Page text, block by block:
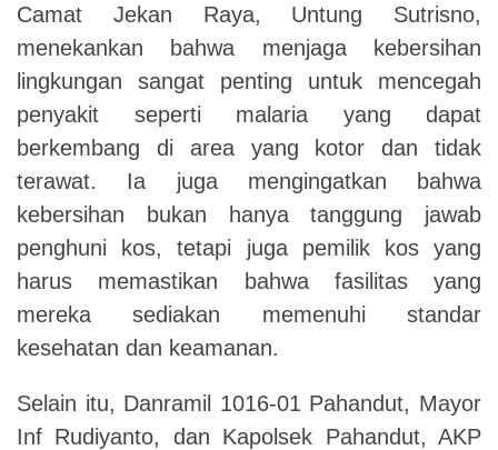
Camat Jekan Raya, Untung Sutrisno,
menekankan bahwa menjaga kebersihan
lingkungan sangat penting untuk mencegah
penyakit seperti malaria yang dapat
berkembang di area yang kotor dan tidak
terawat. Ia juga mengingatkan bahwa
kebersihan bukan hanya tanggung jawab
penghuni kos, tetapi juga pemilik kos yang
harus memastikan bahwa fasilitas yang
mereka sediakan memenuhi standar
kesehatan dan keamanan.
Selain itu, Danramil 1016-01 Pahandut, Mayor
Inf Rudiyanto, dan Kapolsek Pahandut, AKP